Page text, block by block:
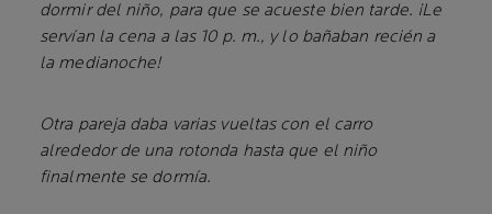
dormir del niño, para que se acueste bien tarde. ¡Le
servían la cena a las 10 p. m., y lo bañaban recién a
la medianoche!
Otra pareja daba varias vueltas con el carro
alrededor de una rotonda hasta que el niño
finalmente se dormía.